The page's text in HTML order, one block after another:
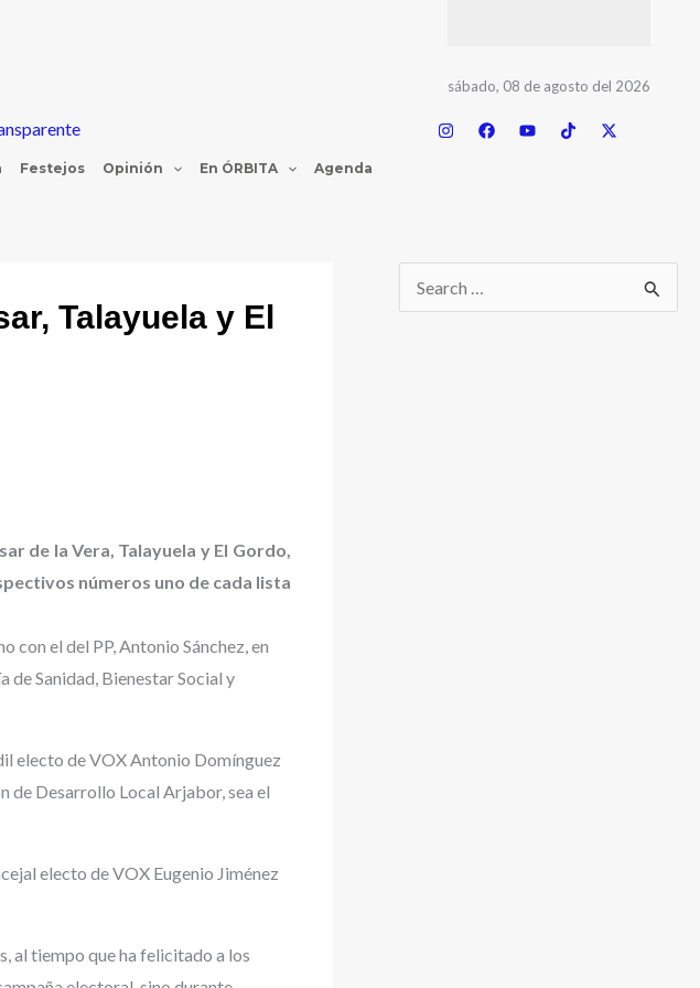
sábado, 08 de agosto del 2026
Festejos Opinión En ÓRBITA Agenda
Talayuela y El
de la Vera, Talayuela y El Gordo,
números uno de cada lista
con el del PP, Antonio Sánchez, en
de Sanidad, Bienestar Social y
electo de VOX Antonio Domínguez
de Desarrollo Local Arjabor, sea el
electo de VOX Eugenio Jiménez
al tiempo que ha felicitado a los